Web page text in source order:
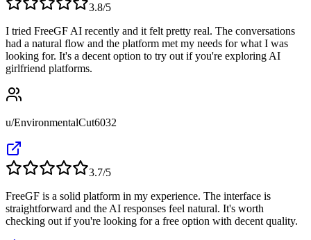
3.8/5
I tried FreeGF AI recently and it felt pretty real. The conversations
had a natural flow and the platform met my needs for what I was
looking for. It's a decent option to try out if you're exploring AI
girlfriend platforms.
u/EnvironmentalCut6032
3.7/5
FreeGF is a solid platform in my experience. The interface is
straightforward and the AI responses feel natural. It's worth
checking out if you're looking for a free option with decent quality.